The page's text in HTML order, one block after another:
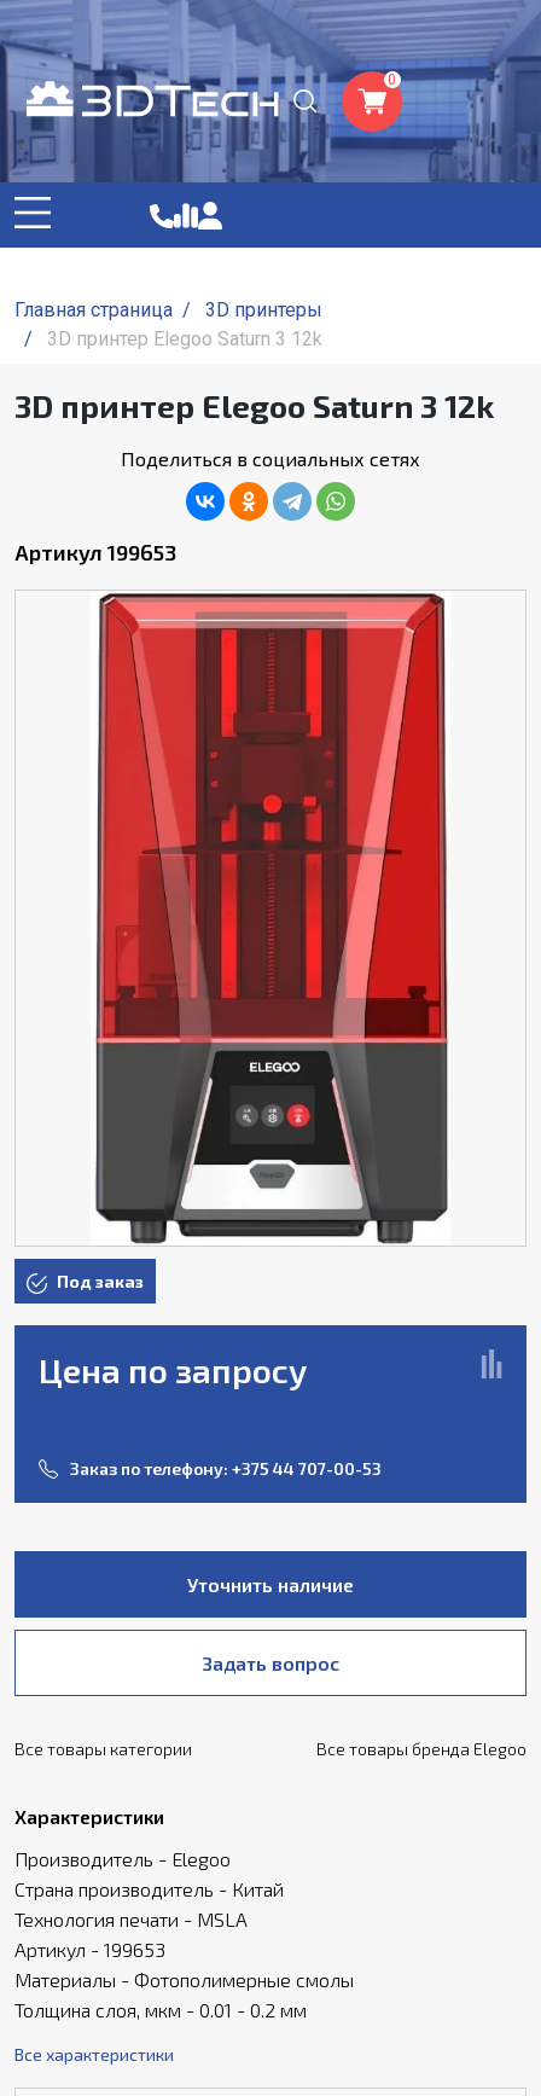
0
Главная страница /
3D принтеры
/
3D принтер Elegoo Saturn 3 12k
3D принтер Elegoo Saturn 3 12k
Поделиться в социальных сетях
Артикул 199653
Под заказ
Цена по запросу
Заказ по телефону: +375 44 707-00-53
Уточнить наличие
Задать вопрос
Все товары категории Все товары бренда Elegoo
Характеристики
Производитель - Elegoo
Страна производитель - Китай
Технология печати - MSLA
Артикул - 199653
Материалы - Фотополимерные смолы
Толщина слоя, мкм - 0.01 - 0.2 мм
Все характеристики